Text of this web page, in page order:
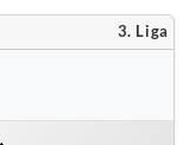
3. Liga